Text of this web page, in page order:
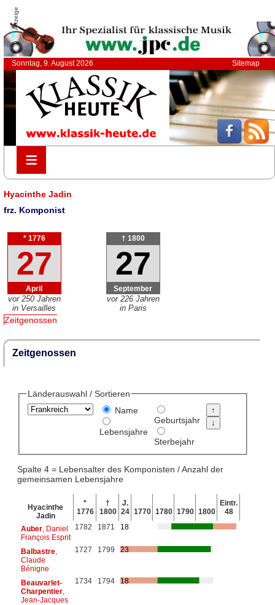
Anzeige
Sonntag, 9. August 2026 Sitemap
≡
≡
Hyacinthe Jadin
frz. Komponist
* 1776
27
April
vor 250 Jahren
in Versailles
† 1800
27
September
vor 226 Jahren
in Paris
Zeitgenossen
Zeitgenossen
Länderauswahl / Sortieren
Name
Lebensjahre
Geburtsjahr
Sterbejahr
Spalte 4 = Lebensalter des Komponisten / Anzahl der
gemeinsamen Lebensjahre
Hyacinthe
Jadin
*
1776
†
1800
J.
24 1770 1780 1790 1800
Eintr.
48
Auber, Daniel
François Esprit
1782 1871 18
Balbastre,
Claude
Bénigne
1727 1799 23
Beauvarlet-
Charpentier,
Jean-Jacques
1734 1794 18